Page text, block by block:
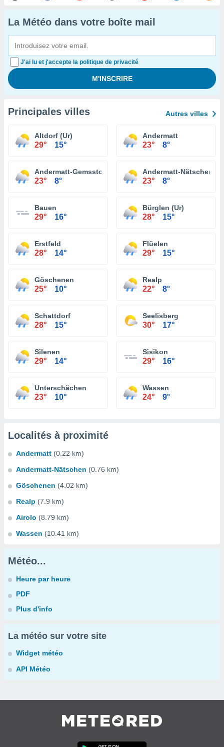
La Météo dans votre boîte mail
J'ai lu et j'accepte la politique de privacité
Principales villes Autres villes
Altdorf (Ur)
29° 15°
Andermatt
23° 8°
Andermatt-Gemsstock
23° 8°
Andermatt-Nätschen
23° 8°
Bauen
29° 16°
Bürglen (Ur)
28° 15°
Erstfeld
28° 14°
Flüelen
29° 15°
Göschenen
25° 10°
Realp
22° 8°
Schattdorf
28° 15°
Seelisberg
30° 17°
Silenen
29° 14°
Sisikon
29° 16°
Unterschächen
23° 10°
Wassen
24° 9°
Localités à proximité
Andermatt (0.22 km)
Andermatt-Nätschen (0.76 km)
Göschenen (4.02 km)
Realp (7.9 km)
Airolo (8.79 km)
Wassen (10.41 km)
Météo...
Heure par heure
PDF
Plus d'info
La météo sur votre site
Widget météo
API Météo